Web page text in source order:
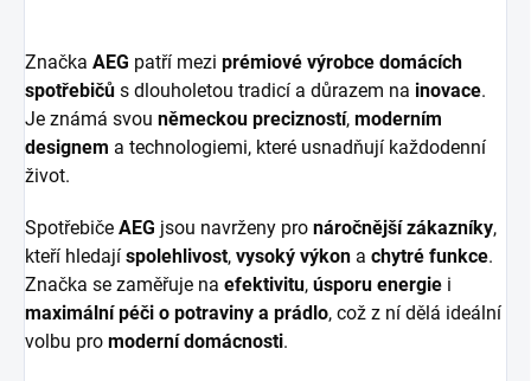
Značka AEG patří mezi prémiové výrobce domácích
spotřebičů s dlouholetou tradicí a důrazem na inovace.
Je známá svou německou precizností, moderním
designem a technologiemi, které usnadňují každodenní
život.
Spotřebiče AEG jsou navrženy pro náročnější zákazníky,
kteří hledají spolehlivost, vysoký výkon a chytré funkce.
Značka se zaměřuje na efektivitu, úsporu energie i
maximální péči o potraviny a prádlo, což z ní dělá ideální
volbu pro moderní domácnosti.